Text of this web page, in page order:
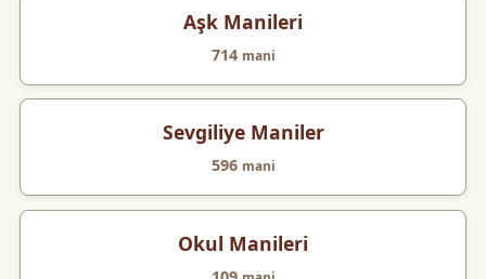
Aşk Manileri
714 mani
Sevgiliye Maniler
596 mani
Okul Manileri